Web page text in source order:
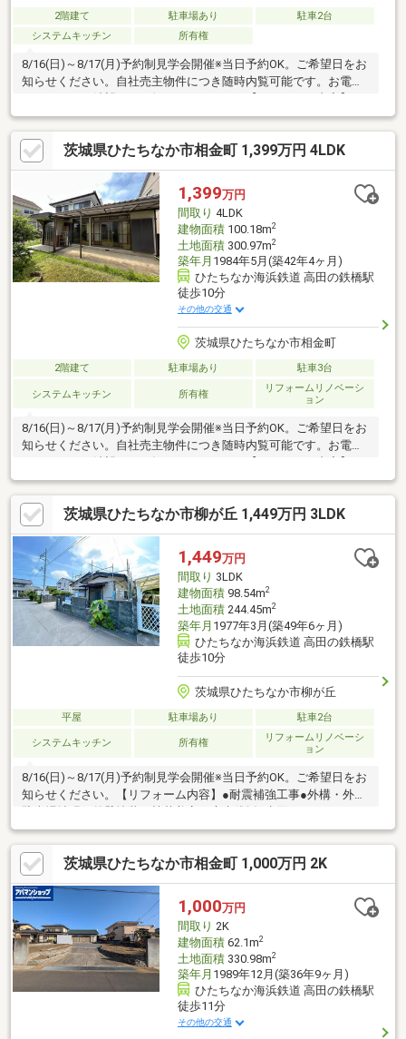
2階建て 駐車場あり
駐車2台
システムキッチン
所有権
8/16(日)～8/17(月)予約制見学会開催※当日予約OK。ご希望日をお
知らせください。自社売主物件につき随時内覧可能です。お電話
かメールでご希望日をお知らせください。【リフォーム内容】シ
ロアリ工防除工事、鍵交換、設備点検【おすすめポイント】・雨
漏り、構造上主要な部分の欠陥や・腐食、給排水管の故障や漏水
についてお引渡しより２年間保証。・シロアリ防除工事施工後5年
間保証。・お客様に合わせたローンの組み方や金融機関をご提
案。住宅ローンが初めての方でもお気軽にご相談ください。
茨城県ひたちなか市相金町 1,399万円 4LDK
1,399万円
間取り 4LDK
建物面積100.18m2
土地面積300.97m2
築年月 1984年5月(築42年4ヶ月)
ひたちなか海浜鉄道 高田の鉄橋駅
徒歩10分
その他の交通
茨城県ひたちなか市相金町
2階建て 駐車場あり 駐車3台
システムキッチン 所有権
リフォームリノベーシ
ョン
8/16(日)～8/17(月)予約制見学会開催※当日予約OK。ご希望日をお
知らせください。自社売主物件につき随時内覧可能です。お電話
外構工事外壁塗装●内装工事 システムキッチン交換、ユニット
バス交換、温水洗浄便座トイレ交換、洗面化粧台交換、フローリ
ング上張・張替、クッションフロア張、クロス張替え、給湯器交
換、インターホン設置、火災警報器設置、照明LED交換、床下土
間うち【おすすめポイント】・雨漏り、構造上主要な部分の欠陥
や・腐食、給排水管の故障や漏水についてお引渡しより２年間保
証・シロ
茨城県ひたちなか市柳が丘 1,449万円 3LDK
1,449万円
間取り 3LDK
建物面積98.54m2
土地面積244.45m2
築年月 1977年3月(築49年6ヶ月)
ひたちなか海浜鉄道 高田の鉄橋駅
徒歩10分
茨城県ひたちなか市柳が丘
平屋 駐車場あり 駐車2台
システムキッチン 所有権
リフォームリノベーシ
ョン
8/16(日)～8/17(月)予約制見学会開催※当日予約OK。ご希望日をお
知らせください。【リフォーム内容】●耐震補強工事●外構・外装
駐車場拡張、外壁塗装、植栽剪定、庭木伐採●水回りシステムキ
ッチン交換、ユニットバス交換、トイレ交換、洗面化粧台交換●
内装間取変更、室内ドア（一部）交換、床材上張り、シューズボ
ックス交換、クロス張替え、畳表替え、障子・襖張替え●その他
設備給湯器交換、インターホン設置、火災警報器設置、照明器具
交換【おすすめポイント】・雨漏り、構造上主要な部分の欠陥
や・腐食、給排水管の故障や漏水についてお引渡しより２年間保
証・シロアリ防除工事施工後
茨城県ひたちなか市相金町 1,000万円 2K
1,000万円
間取り 2K
建物面積62.1m2
土地面積330.98m2
築年月 1989年12月(築36年9ヶ月)
ひたちなか海浜鉄道 高田の鉄橋駅
徒歩11分
その他の交通